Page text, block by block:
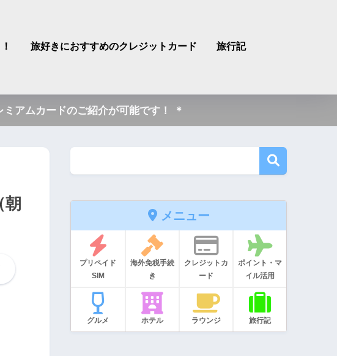
旅好きにおすすめのクレジットカード 旅行記
アムカードのご紹介が可能です！ ＊
朝
メニュー
プリペイド
SIM
海外免税手続
き
クレジットカ
ード
ポイント・マ
イル活用
グルメ ホテル ラウンジ 旅行記